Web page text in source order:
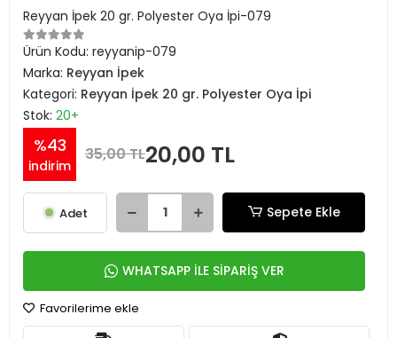
Reyyan İpek 20 gr. Polyester Oya İpi-079
Ürün Kodu: reyyanip-079
Marka: Reyyan İpek
Kategori: Reyyan İpek 20 gr. Polyester Oya İpi
Stok: 20+
%43
indirim
35,00 TL20,00 TL
Adet Sepete Ekle
WHATSAPP İLE SİPARİŞ VER
Favorilerime ekle